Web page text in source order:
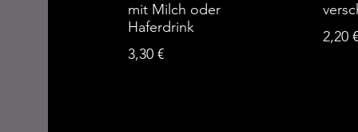
mit Milch oder
Haferdrink
3,30 €
2,20 €